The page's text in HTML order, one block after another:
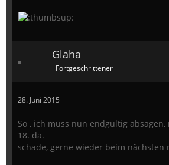
Glaha
Fortgeschrittener
28. Juni 2015
So , ich muss nun endgültig
18. da.
schade, gerne wieder beim nächsten